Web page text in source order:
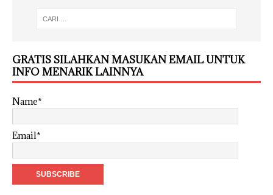
GRATIS SILAHKAN MASUKAN EMAIL UNTUK
INFO MENARIK LAINNYA
Name*
Email*